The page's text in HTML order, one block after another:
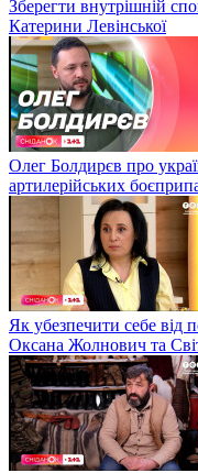
Зберегти внутрішній
Катерини Левінської
Олег Болдирєв про
артилерійських
Як убезпечити себе від
Оксана Жолнович та